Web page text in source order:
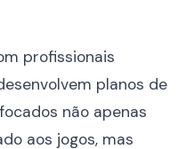
profissionais
planos de
não apenas
aos jogos, mas